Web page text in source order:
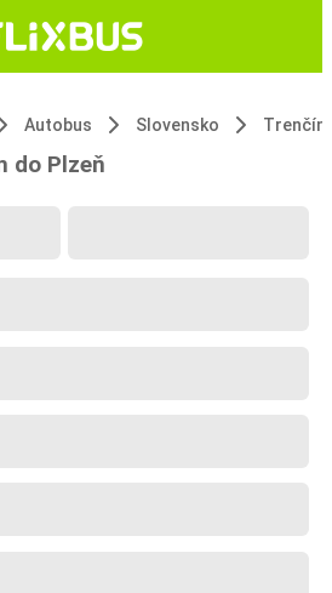
Autobus Slovensko Trenčín
do Plzeň